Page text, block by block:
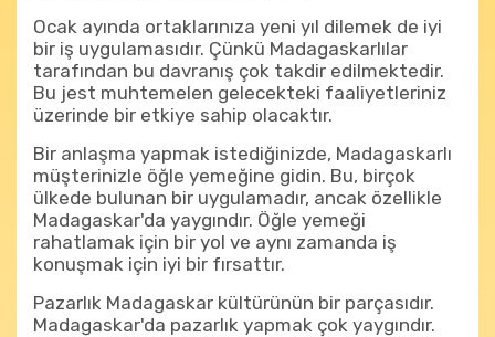
Ocak ayında ortaklarınıza yeni yıl dilemek de iyi
bir iş uygulamasıdır. Çünkü Madagaskarlılar
tarafından bu davranış çok takdir edilmektedir.
Bu jest muhtemelen gelecekteki faaliyetleriniz
üzerinde bir etkiye sahip olacaktır.
Bir anlaşma yapmak istediğinizde, Madagaskarlı
müşterinizle öğle yemeğine gidin. Bu, birçok
ülkede bulunan bir uygulamadır, ancak özellikle
Madagaskar'da yaygındır. Öğle yemeği
rahatlamak için bir yol ve aynı zamanda iş
konuşmak için iyi bir fırsattır.
Pazarlık Madagaskar kültürünün bir parçasıdır.
Madagaskar'da pazarlık yapmak çok yaygındır.